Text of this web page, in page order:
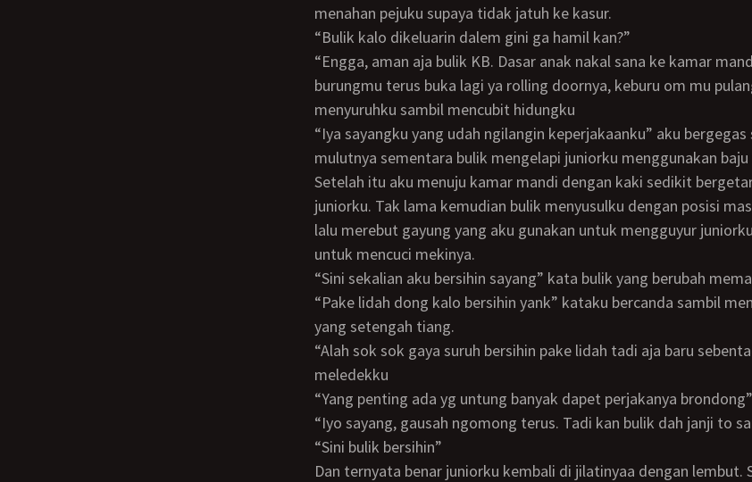
menahan pejuku supaya tidak jatuh ke kasur.
“Bulik kalo dikeluarin dalem gini ga hamil kan?”
“Engga, aman aja bulik KB. Dasar anak nakal sana ke kamar mandi dulu bersihin
burungmu terus buka lagi ya rolling doornya, keburu om mu
menyuruhku sambil mencubit hidungku
“Iya sayangku yang udah ngilangin keperjakaanku” aku bergegas sambil mencium
mulutnya sementara bulik mengelapi juniorku menggunakan baju
Setelah itu aku menuju kamar mandi dengan kaki sedikit bergetar untuk mencuci
juniorku. Tak lama kemudian bulik menyusulku dengan posisi
lalu merebut gayung yang aku gunakan untuk mengguyur
untuk mencuci mekinya.
“Sini sekalian aku bersihin sayang” kata bulik yang berubah
“Pake lidah dong kalo bersihin yank” kataku bercanda sambil menyodorkan kontolku
yang setengah tiang.
“Alah sok sok gaya suruh bersihin pake lidah tadi aja baru sebentae udah jebol” bulik
meledekku
“Yang penting ada yg untung banyak dapet perjakanya brondong”
“Iyo sayang, gausah ngomong terus. Tadi kan bulik dah janji to
“Sini bulik bersihin”
Dan ternyata benar juniorku kembali di jilatinyaa dengan lembut. Sambil tangannya